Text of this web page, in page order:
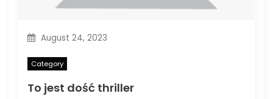
August 24, 2023
Category
To jest dość thriller